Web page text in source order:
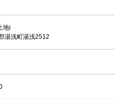
地i
湯浅町湯浅2512